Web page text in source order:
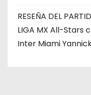
RESEÑA DEL
LIGA MX All-Stars
Inter Miami